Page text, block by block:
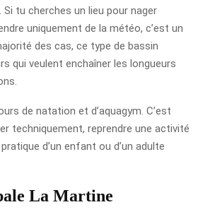
tu cherches un lieu pour nager
uniquement de la météo, c’est un
des cas, ce type de bassin
qui veulent enchaîner les longueurs
de natation et d’aquagym. C’est
techniquement, reprendre une activité
d’un enfant ou d’un adulte
La Martine